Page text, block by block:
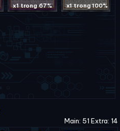
x1 trong 67% x1 trong 100%
Main: 51 Extra: 14